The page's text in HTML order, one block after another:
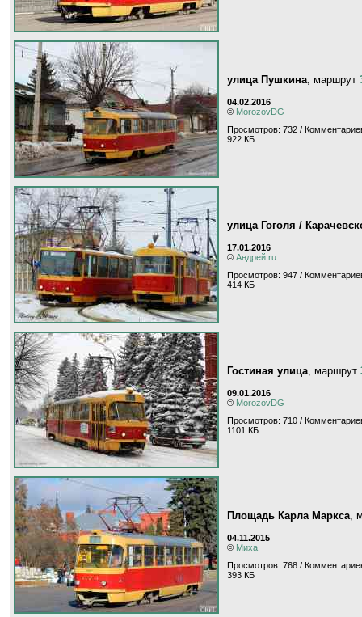
улица Пушкина, маршрут
04.02.2016
© MorozovDG
Просмотров: 732 /
922 КБ
улица Гоголя /
17.01.2016
© Андрей.ru
Просмотров: 947 /
414 КБ
Гостиная улица, маршрут
09.01.2016
© MorozovDG
Просмотров: 710 /
1101 КБ
Площадь Карла Маркса,
04.11.2015
© Миха
Просмотров: 768 /
393 КБ